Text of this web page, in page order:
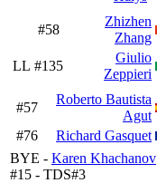
#58
Zhizhen
Zhang
LL #135
Giulio
Zeppieri
#57
Roberto Bautista
Agut
#76
Richard Gasquet
BYE - Karen Khachanov
#15 - TDS#3